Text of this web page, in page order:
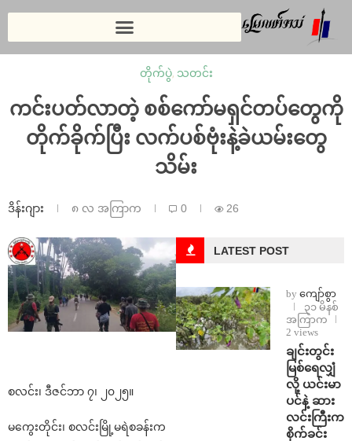
တိုက်ပွဲ, သတင်း
ကင်းပတ်လာတဲ့ စစ်ကော်မရှင်တပ်တွေကို
တိုက်ခိုက်ပြီး လက်ပစ်ဗုံးနဲ့ခဲယမ်းတွေ
သိမ်း
ဒိန်းဂျား ၈ လ အကြာက 0 26
စလင်း၊ ဒီဇင်ဘာ ၇၊ ၂၀၂၅။
မကွေးတိုင်း၊ စလင်းမြို့မရဲစခန်းက
LATEST POST
by ကျော်စွာ
၃၁ မိနစ်
အကြာက
2 views
ချင်းတွင်း
မြစ်ရေလျှံ
လို့ ယင်းမာ
ပင်နဲ့ ဆား
လင်းကြီးက
စိုက်ခင်း